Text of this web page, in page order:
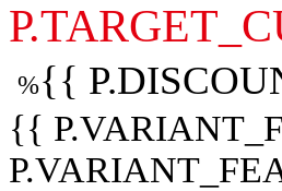
%{{
{{